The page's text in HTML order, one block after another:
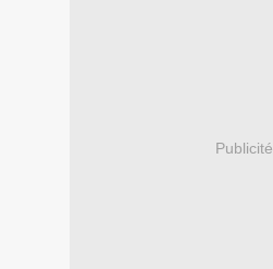
Publicité